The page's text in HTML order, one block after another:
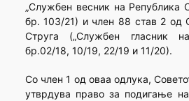
„Службен весник на Република
бр. 103/21) и член 88 став 2 од
Струга („Службен гласник
бр.02/18, 10/19, 22/19 и 11/20).
Со член 1 од оваа одлука,
утврдува право за подигање